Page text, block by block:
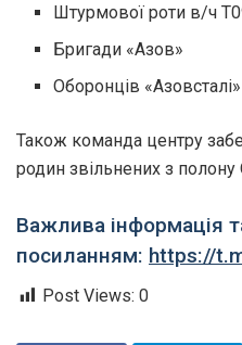
Штурмової роти в/ч
Бригади «Азов»
Оборонців «Азовсталі»
Також команда центру
родин звільнених з полону
Важлива інформація
посиланням: https://
Post Views: 0